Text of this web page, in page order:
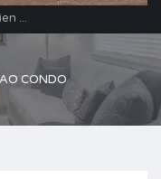
...
CONDO